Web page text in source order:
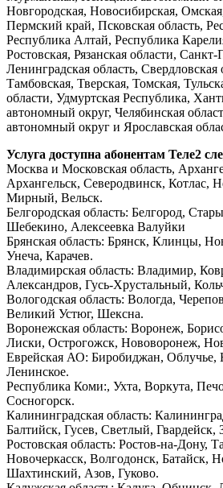
Новгородская, Новосибирская,
Пермский край, Псковская область,
Республика Алтай, Республика
Ростовская, Рязанская области, Санкт-
Ленинградская область, Свердловская
Тамбовская, Тверская, Томская,
области, Удмуртская Республика,
автономный округ, Челябинская
автономный округ и Ярославская
Услуга доступна абонентам Теле2
Москва и Московская область,
Архангельск, Северодвинск, Котлас,
Мирный, Вельск.
Белгородская область: Белгород,
Шебекино, Алексеевка Валуйки
Брянская область: Брянск, Клинцы,
Унеча, Карачев.
Владимирская область: Владимир,
Александров, Гусь-Хрустальный,
Вологодская область: Вологда,
Великий Устюг, Шексна.
Воронежская область: Воронеж,
Лиски, Острогожск, Нововоронеж,
Еврейская АО: Биробиджан, Облучье,
Ленинское.
Республика Коми:, Ухта, Воркута,
Сосногорск.
Калининградская область:
Балтийск, Гусев, Светлый, Гвардейск,
Ростовская область: Ростов-на-Дону,
Новочеркасск, Волгодонск, Батайск,
Шахтинский, Азов, Гуково.